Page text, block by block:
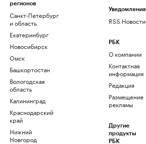
регионов
Санкт-Петербург
и область
Екатеринбург
Новосибирск
Омск
Башкортостан
Вологодская
область
Калининград
Краснодарский
край
Нижний
Новгород
Уведомления
RSS Новости
РБК
О компании
Контактная
информация
Редакция
Размещение
рекламы
Другие
продукты
РБК